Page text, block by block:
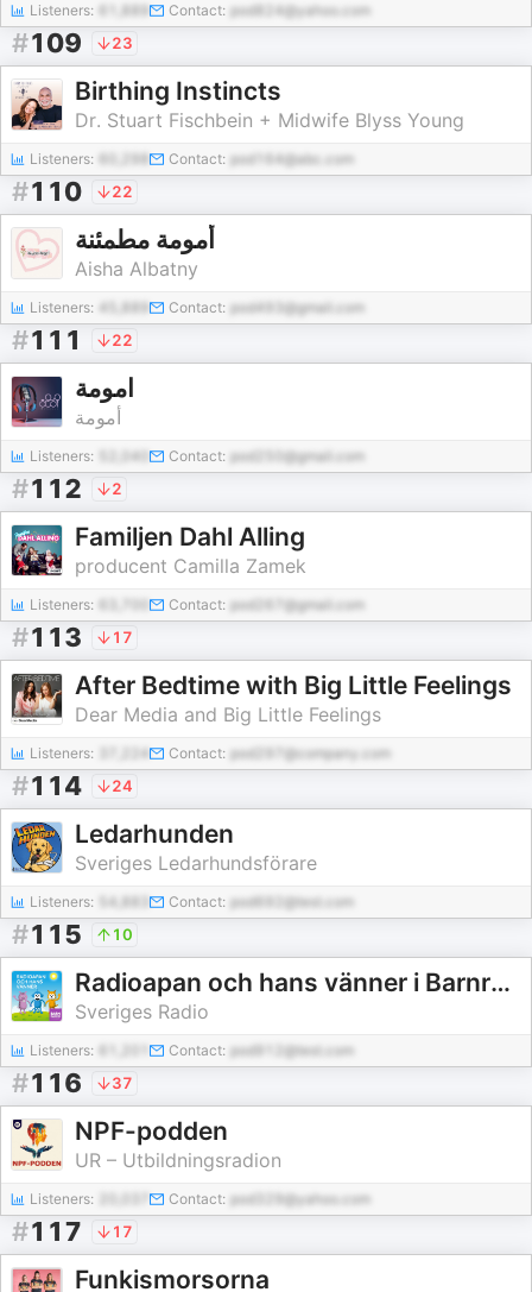
Listeners: Contact: pod824@yahoo.com
#109 23
Birthing Instincts
Dr. Stuart Fischbein + Midwife Blyss Young
Listeners: Contact: pod164@abc.com
#110 22
أمومة مطمئنة
Aisha Albatny
Listeners: 45,889 Contact: pod493@gmail.com
#111 22
امومة
أمومة
Listeners: 52,040 Contact: pod250@gmail.com
#112 2
Familjen Dahl Alling
producent Camilla Zamek
Listeners: Contact: pod267@gmail.com
#113 17
After Bedtime with Big Little Feelings
Dear Media and Big Little Feelings
Listeners: Contact: pod297@company.com
#114 24
Ledarhunden
Sveriges Ledarhundsförare
Listeners: 54,883 Contact: pod692@test.com
#115 10
Radioapan och hans vänner i Barnradion
Sveriges Radio
Listeners: Contact: pod912@test.com
#116 37
NPF-podden
UR – Utbildningsradion
Listeners: Contact: pod329@yahoo.com
#117 17
Funkismorsorna